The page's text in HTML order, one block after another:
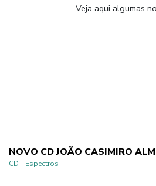
Veja aqui algumas
NOVO CD JOÃO CASIMIRO
CD - Espectros